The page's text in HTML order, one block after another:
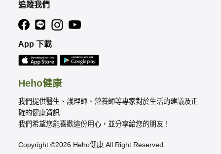
Heho健康
我們提供醫生、護理師、營養師等專家對於生活的建議及正
確的健康資訊
我們希望您能喜歡這份用心，並分享給您的朋友！
Copyright ©2026 Heho健康 All Right Reserved.
追蹤我們
App 下載